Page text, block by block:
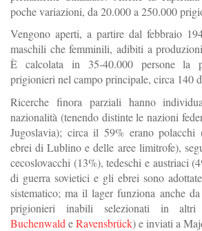
poche variazioni, da 20.000 a 250.000
Vengono aperti, a partire dal febbraio
maschili che femminili, adibiti a
È calcolata in 35-40.000 persone la
prigionieri nel campo principale, circa 140
Ricerche finora parziali hanno
nazionalità (tenendo distinte le nazioni
Jugoslavia); circa il 59% erano polacchi
ebrei di Lublino e delle aree limitrofe),
cecoslovacchi (13%), tedeschi e austriaci
di guerra sovietici e gli ebrei sono
sistematico; ma il lager funziona anche
prigionieri inabili selezionati in altri
Buchenwald eRavensbrück) e inviati a